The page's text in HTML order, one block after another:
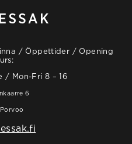
/ Öppettider / Opening
/ Mon-Fri 8 – 16
6